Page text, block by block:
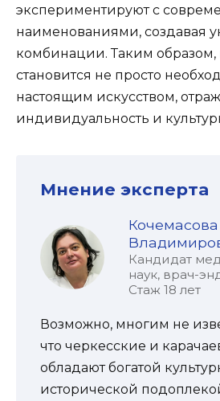
экспериментируют с
наименованиями, создавая
комбинации. Таким
становится не просто
настоящим искусством,
индивидуальность и
Мнение эксперта
Кочемасова
Кандидат
наук, врач-
Стаж 18 лет
Возможно, многим не
что черкесские и
обладают богатой
исторической